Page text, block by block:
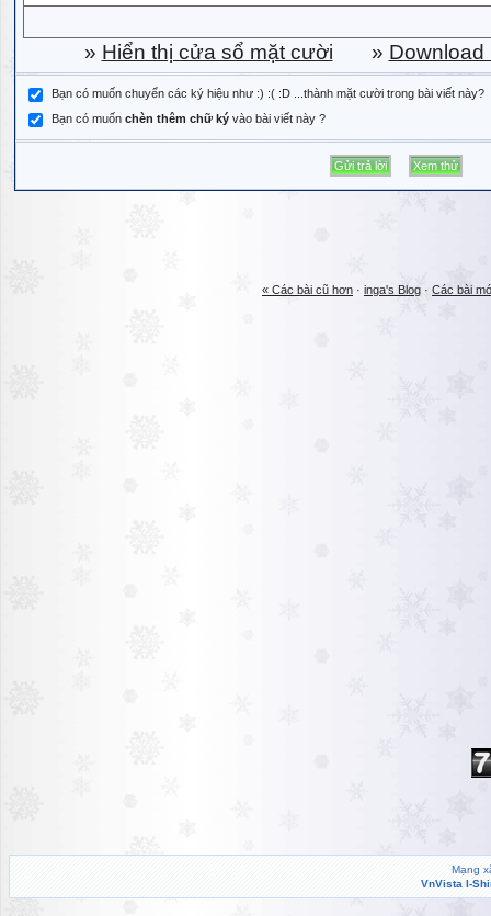
» Hiển thị cửa sổ mặt cười » Download
Bạn có muốn chuyển các ký hiệu như :) :( :D ...thành mặt cười trong bài viết này?
Bạn có muốn chèn thêm chữ ký vào bài viết này ?
« Các bài cũ hơn · inga's Blog · Các bài
Mạng
VnVista I-